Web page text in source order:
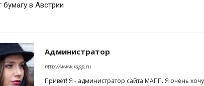
в Австрии
Администратор
http://www.iapp.ru
Привет! Я - администратор сайта МАПП. Я очень